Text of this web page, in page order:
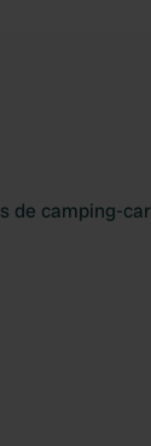
de camping-car